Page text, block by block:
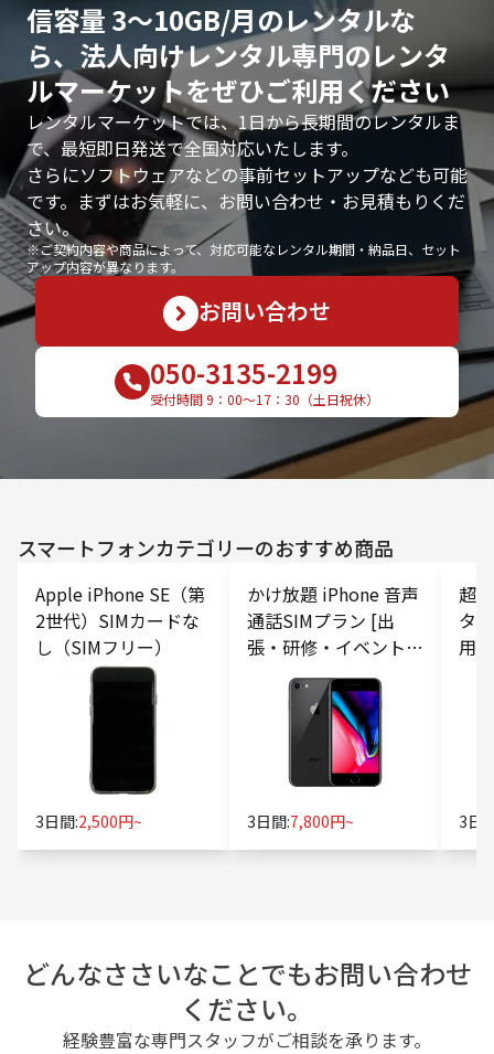
信容量 3〜10GB/月のレンタルな
ら、法人向けレンタル専門のレンタ
ルマーケットをぜひご利用ください
レンタルマーケットでは、1日から長期間のレンタルま
で、最短即日発送で全国対応いたします。
さらにソフトウェアなどの事前セットアップなども可能
です。まずはお気軽に、お問い合わせ・お見積もりくだ
さい。
※ご契約内容や商品によって、対応可能なレンタル期間・納品日、セット
アップ内容が異なります。
お問い合わせ
050-3135-2199
受付時間 9：00〜17：30（土日祝休）
スマートフォンカテゴリーのおすすめ商品
Apple iPhone SE（第
2世代）SIMカードな
し（SIMフリー）
3日間:2,500円~
かけ放題 iPhone 音声
通話SIMプラン [出
張・研修・イベント向
3日間:7,800円~
超
タ
用
3日
どんなささいなことでもお問い合わせ
ください。
経験豊富な専門スタッフがご相談を承ります。